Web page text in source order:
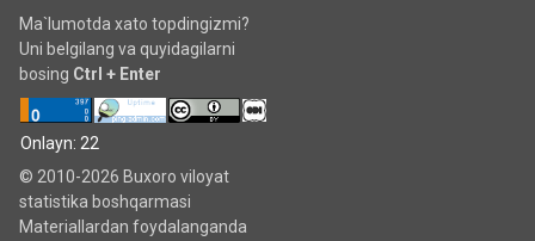
Ma`lumotda xato topdingizmi?
Uni belgilang va quyidagilarni
bosing Ctrl + Enter
Onlayn: 22
© 2010-2026 Buxoro viloyat
statistika boshqarmasi
Materiallardan foydalanganda